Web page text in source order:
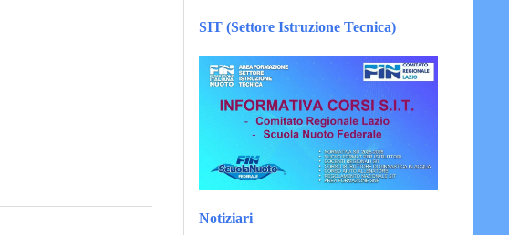
SIT (Settore Istruzione Tecnica)
Notiziari